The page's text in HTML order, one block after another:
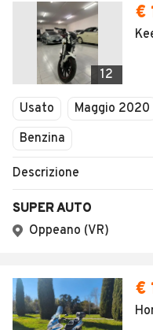
12
€
Usato Maggio 2020
Benzina
Descrizione
SUPER AUTO
Oppeano (VR)
€